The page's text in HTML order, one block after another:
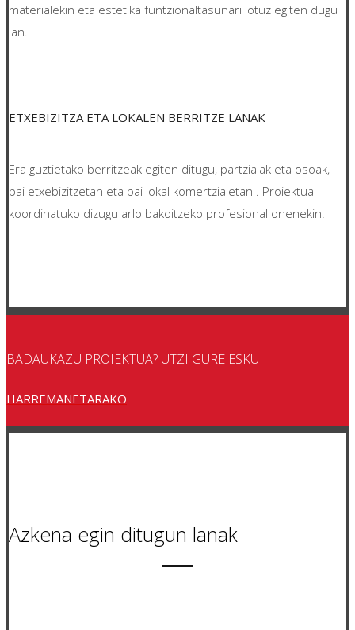
materialekin eta estetika funtzionaltasunari lotuz egiten dugu
lan.
ETXEBIZITZA ETA LOKALEN BERRITZE LANAK
Era guztietako berritzeak egiten ditugu, partzialak eta osoak,
bai etxebizitzetan eta bai lokal komertzialetan . Proiektua
koordinatuko dizugu arlo bakoitzeko profesional onenekin.
BADAUKAZU PROIEKTUA? UTZI GURE ESKU
HARREMANETARAKO
Azkena egin ditugun lanak